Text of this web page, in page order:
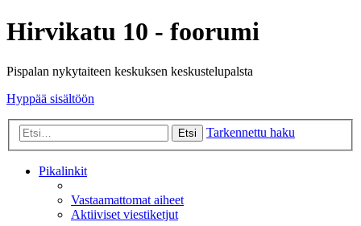
Hirvikatu 10 - foorumi
Pispalan nykytaiteen keskuksen keskustelupalsta
Hyppää sisältöön
Etsi Tarkennettu haku
Pikalinkit
Vastaamattomat aiheet
Aktiiviset viestiketjut